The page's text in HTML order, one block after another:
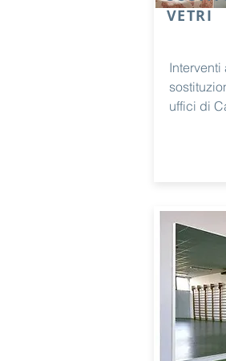
VETRI
uffici di